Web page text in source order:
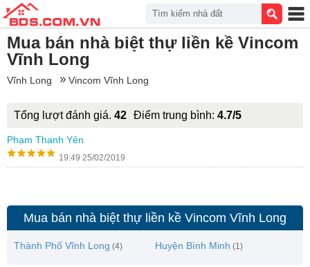
Mua bán nhà biệt thự liền kề Vincom
Vĩnh Long
Vĩnh Long Vincom Vĩnh Long
Tổng lượt đánh giá. 42 Điểm trung bình: 4.7/5
Phạm Thanh Yên
19:49 25/02/2019
Mua bán nhà biệt thự liền kề Vincom Vĩnh Long
Thành Phố Vĩnh Long (4) Huyện Bình Minh (1)
Tìm kiếm nhà đất